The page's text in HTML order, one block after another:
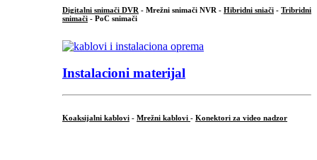
Digitalni snimači DVR - Mrežni snimači NVR - Hibridni sniači - Tribridni
snimači - PoC snimači
Instalacioni materijal
Koaksijalni kablovi - Mrežni kablovi - Konektori za video nadzor